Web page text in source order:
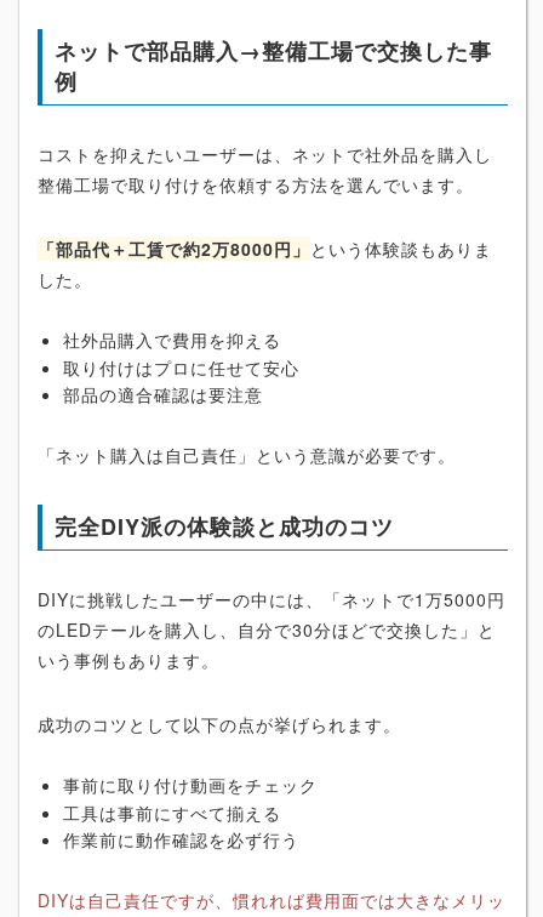
ネットで部品購入→整備工場で交換した事
例
コストを抑えたいユーザーは、ネットで社外品を購入し
整備工場で取り付けを依頼する方法を選んでいます。
「部品代＋工賃で約2万8000円」 という体験談もありま
した。
社外品購入で費用を抑える
取り付けはプロに任せて安心
部品の適合確認は要注意
「ネット購入は自己責任」という意識が必要です。
完全DIY派の体験談と成功のコツ
DIYに挑戦したユーザーの中には、「ネットで1万5000円
のLEDテールを購入し、自分で30分ほどで交換した」と
いう事例もあります。
成功のコツとして以下の点が挙げられます。
事前に取り付け動画をチェック
工具は事前にすべて揃える
作業前に動作確認を必ず行う
DIYは自己責任ですが、慣れれば費用面では大きなメリッ